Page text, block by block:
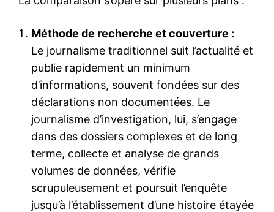
Méthode de recherche et couverture :
Le journalisme traditionnel suit l’actualité et
publie rapidement un minimum
d’informations, souvent fondées sur des
déclarations non documentées. Le
journalisme d’investigation, lui, s’engage
dans des dossiers complexes et de long
terme, collecte et analyse de grands
volumes de données, vérifie
scrupuleusement et poursuit l’enquête
jusqu’à l’établissement d’une histoire étayée